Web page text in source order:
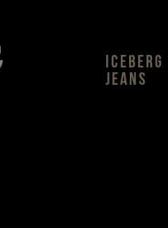
ICEBERG
JEANS